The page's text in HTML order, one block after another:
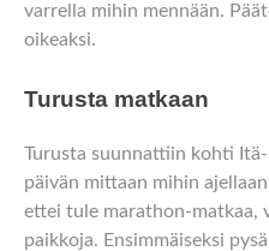
varrella mihin mennään.
oikeaksi.
Turusta matkaan
Turusta suunnattiin kohti
päivän mittaan mihin
ettei tule marathon-matkaa,
paikkoja. Ensimmäiseksi